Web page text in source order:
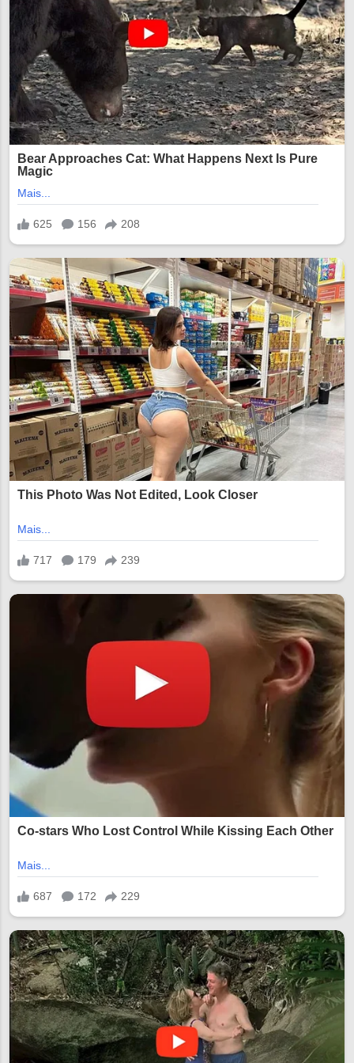
13:38 13:52 14:06 14:20 14:34 14:48
15:02 15:16 15:30 15:44 15:58 16:12
16:26 16:40 16:54 17:08 17:22 17:36
17:50 18:04 18:18 18:32 18:46 19:00
1...